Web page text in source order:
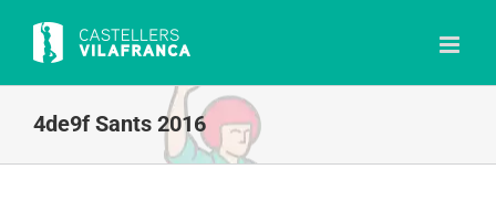
content
4de9f Sants 2016